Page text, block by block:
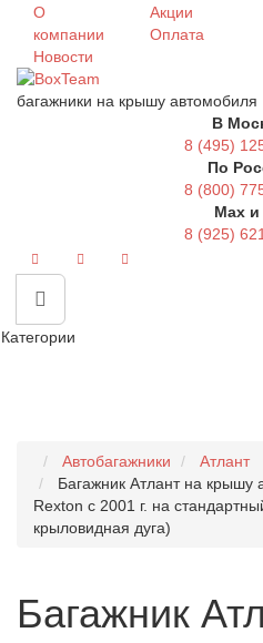
О
компании
Новости
Акции
Оплата
багажники на крышу автомобиля
В
8 (495)
По
8 (800)
Max
8 (925)
Категории
Автобагажники
Атлант
Багажник Атлант на крышу
Rexton с 2001 г. на
крыловидная дуга)
Багажник